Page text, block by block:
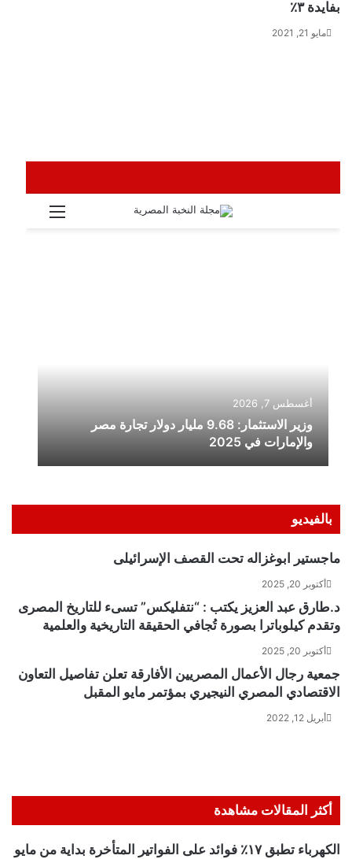
بفايدة ٣٪
مايو 21, 2021
بالفيديو
ماجستير ابوغزاله تحت القصف الإسرائيلى
أكتوبر 20, 2025
د.طارق عبد العزيز يكتب : “نتفليكس” تسىء للتاريخ المصرى
وتقدم كيلوباترا بصورة تُجافي الحقيقة التاريخية والعلمية
أكتوبر 20, 2025
جمعية رجال الأعمال المصريين الأفارقة تعلن تفاصيل التعاون
الاقتصادي المصري النيجيري بمؤتمر مايو المقبل
أبريل 12, 2022
أكثر المقالات مشاهدة
الكهرباء تطبق ١٧٪ فوائد على الفواتير المتأخرة بداية من مايو